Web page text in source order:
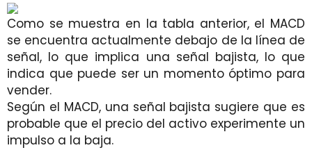
Como se muestra en la tabla anterior, el MACD
se encuentra actualmente debajo de la línea de
señal, lo que implica una señal bajista, lo que
indica que puede ser un momento óptimo para
vender.
Según el MACD, una señal bajista sugiere que es
probable que el precio del activo experimente un
impulso a la baja.